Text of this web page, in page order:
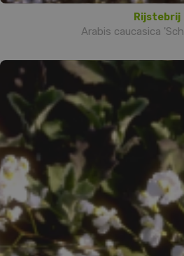
Rijstebrij
Arabis caucasica